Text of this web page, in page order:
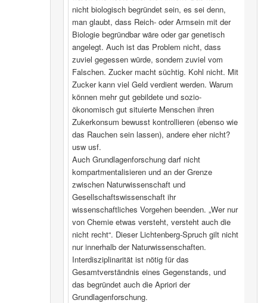
nicht biologisch begründet sein, es sei denn,
man glaubt, dass Reich- oder Armsein mit der
Biologie begründbar wäre oder gar genetisch
angelegt. Auch ist das Problem nicht, dass
zuviel gegessen würde, sondern zuviel vom
Falschen. Zucker macht süchtig. Kohl nicht. Mit
Zucker kann viel Geld verdient werden. Warum
können mehr gut gebildete und sozio-
ökonomisch gut situierte Menschen ihren
Zukerkonsum bewusst kontrollieren (ebenso wie
das Rauchen sein lassen), andere eher nicht?
usw usf.
Auch Grundlagenforschung darf nicht
kompartmentalisieren und an der Grenze
zwischen Naturwissenschaft und
Gesellschaftswissenschaft ihr
wissenschaftliches Vorgehen beenden. „Wer nur
von Chemie etwas versteht, versteht auch die
nicht recht“. Dieser Lichtenberg-Spruch gilt nicht
nur innerhalb der Naturwissenschaften.
Interdisziplinarität ist nötig für das
Gesamtverständnis eines Gegenstands, und
das begründet auch die Apriori der
Grundlagenforschung.